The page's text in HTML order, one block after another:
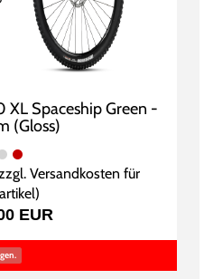
XL Spaceship Green -
(Gloss)
Versandkosten für
)
EUR